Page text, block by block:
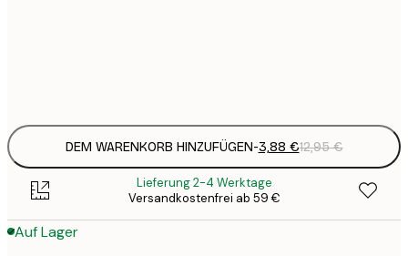
DEM WARENKORB HINZUFÜGEN-3,88 €12,95 €
Lieferung 2-4 Werktage
Versandkostenfrei ab 59 €
Auf Lager